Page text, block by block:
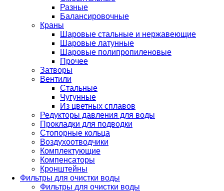
Разные
Балансировочные
Краны
Шаровые стальные и нержавеющие
Шаровые латунные
Шаровые полипропиленовые
Прочее
Затворы
Вентили
Стальные
Чугунные
Из цветных сплавов
Редукторы давления для воды
Прокладки для подводки
Стопорные кольца
Воздухоотводчики
Комплектующие
Компенсаторы
Кронштейны
Фильтры для очистки воды
Фильтры для очистки воды